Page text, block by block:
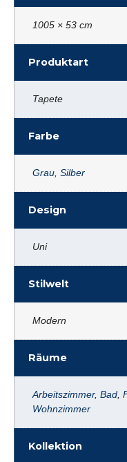
1005 × 53 cm
Produktart
Tapete
Farbe
Grau Silber
Design
Uni
Stilwelt
Modern
Räume
Arbeitszimmer, Bad
Wohnzimmer
Kollektion